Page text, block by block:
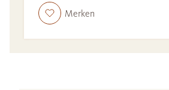
Merken